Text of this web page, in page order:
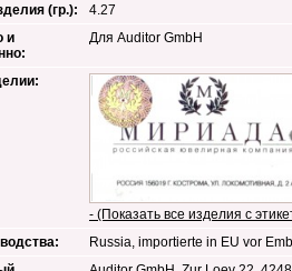
(гр.):
4.27
и
Для Auditor GmbH
- (Показать все изделия с
Russia, importierte in EU vor